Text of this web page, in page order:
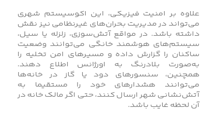
علاوه بر امنیت فیزیکی، این اکوسیستم شهری
می‌تواند در مدیریت بحران‌های غیرنظامی نیز نقش
داشته باشد. در مواقع آتش‌سوزی، زلزله یا سیل،
سیستم‌های هوشمند خانگی می‌توانند وضعیت
ساکنان را گزارش داده و مسیرهای امن تخلیه را
به‌صورت بلادرنگ به اورژانس اطلاع دهند.
همچنین، سنسورهای دود یا گاز در خانه‌ها
می‌توانند هشدارهای خود را مستقیما به
آتش‌نشانی شهر ارسال کنند، حتی اگر مالک خانه در
آن لحظه غایب باشد.